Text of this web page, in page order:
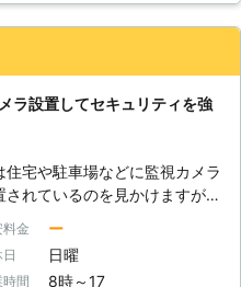
できます。
ラ設置してセキュリティを強
住宅や駐車場などに監視カメラ
されているのを見かけますが、
ります。監視カメラを見えるよ
て抑止力を働かせているので
料金 ー
日曜
時間 8時～17